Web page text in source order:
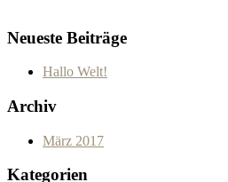
Neueste Beiträge
Hallo Welt!
Archiv
März 2017
Kategorien